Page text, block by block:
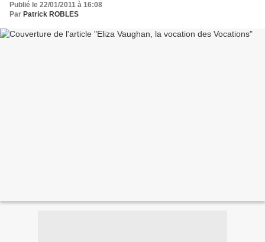
Publié le 22/01/2011 à 16:08
Par Patrick ROBLES